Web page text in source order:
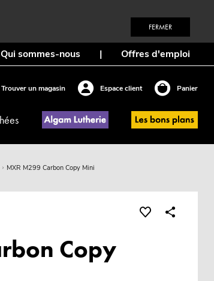
FERMER
Qui sommes-nous | Offres d'emploi
Trouver un magasin Espace client Panier
MXR M299 Carbon Copy Mini
Copy